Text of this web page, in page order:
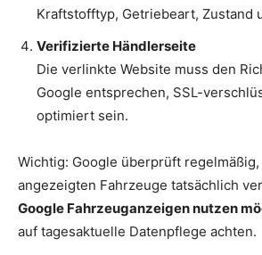
Kraftstofftyp, Getriebeart, Zustand
Verifizierte Händlerseite
Die verlinkte Website muss den
Google entsprechen, SSL-
optimiert sein.
Wichtig: Google überprüft regelmäßig,
angezeigten Fahrzeuge tatsächlich
Google Fahrzeuganzeigen nutzen
auf tagesaktuelle Datenpflege achten.